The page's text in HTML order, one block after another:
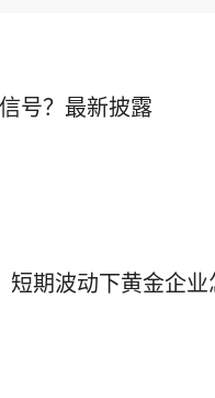
出口管制便让F-35战
球经济动荡中稳如磐石。 还
珠海航展上展示的无
未来培养更多的“芯片大
异，成绩没人管也一
，重新对知识点进
号？最新披露
期波动下黄金企业